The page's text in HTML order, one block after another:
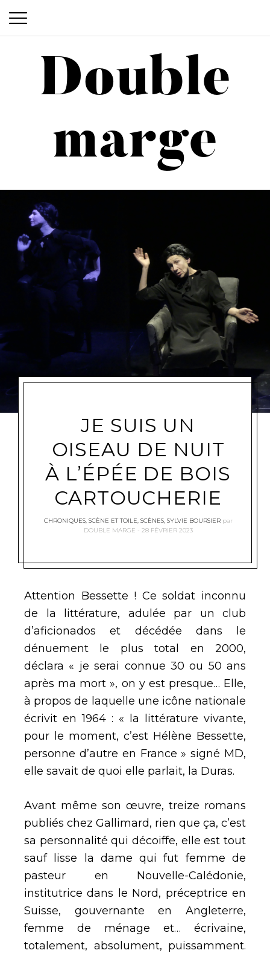
Double
marge
JE SUIS UN
OISEAU DE NUIT
À L’ÉPÉE DE BOIS
CARTOUCHERIE
CHRONIQUES, SCÈNE ET TOILE, SCÈNES, SYLVIE BOURSIER par
DOUBLE MARGE
28 FÉVRIER 2023
Attention Bessette ! Ce soldat inconnu
de la littérature, adulée par un club
d’aficionados et décédée dans le
dénuement le plus total en 2000,
déclara « je serai connue 30 ou 50 ans
après ma mort », on y est presque… Elle,
à propos de laquelle une icône nationale
écrivit en 1964 : « la littérature vivante,
pour le moment, c’est Hélène Bessette,
personne d’autre en France » signé MD,
elle savait de quoi elle parlait, la Duras.
Avant même son œuvre, treize romans
publiés chez Gallimard, rien que ça, c’est
sa personnalité qui décoiffe, elle est tout
sauf lisse la dame qui fut femme de
pasteur en Nouvelle-Calédonie,
institutrice dans le Nord, préceptrice en
Suisse, gouvernante en Angleterre,
femme de ménage et… écrivaine,
totalement, absolument, puissamment.